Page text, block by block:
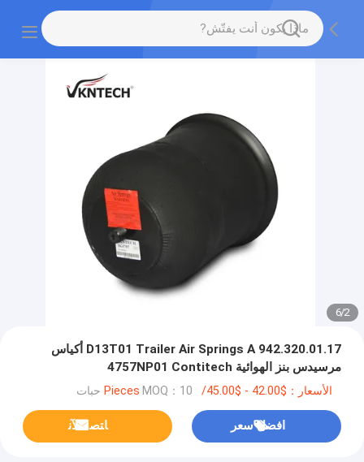
2
/
6
D13T01 Trailer Air Springs A 942.320.01.17 أكياس
مرسيدس بنز الهوائية 4757NP01 Contitech
الأسعار：$42.00 - $45.00/Pieces MOQ：10 حبات
افضل سعر ﺎﺘﺼﻟ ﺍﻶﻧ